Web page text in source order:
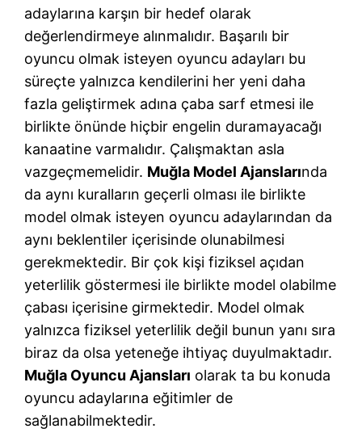
adaylarına karşın bir hedef olarak
değerlendirmeye alınmalıdır. Başarılı bir
oyuncu olmak isteyen oyuncu adayları bu
süreçte yalnızca kendilerini her yeni daha
fazla geliştirmek adına çaba sarf etmesi ile
birlikte önünde hiçbir engelin duramayacağı
kanaatine varmalıdır. Çalışmaktan asla
vazgeçmemelidir. Muğla Model Ajanslarında
da aynı kuralların geçerli olması ile birlikte
model olmak isteyen oyuncu adaylarından da
aynı beklentiler içerisinde olunabilmesi
gerekmektedir. Bir çok kişi fiziksel açıdan
yeterlilik göstermesi ile birlikte model olabilme
çabası içerisine girmektedir. Model olmak
yalnızca fiziksel yeterlilik değil bunun yanı sıra
biraz da olsa yeteneğe ihtiyaç duyulmaktadır.
Muğla Oyuncu Ajansları olarak ta bu konuda
oyuncu adaylarına eğitimler de
sağlanabilmektedir.